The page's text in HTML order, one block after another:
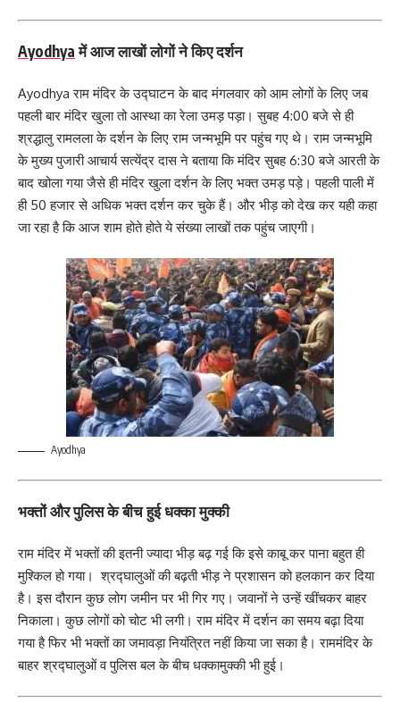
Ayodhyaमें आज लाखों लोगों ने किए दर्शन
Ayodhya राम मंदिर के उद्घाटन के बाद मंगलवार को आम लोगों के लिए जब
पहली बार मंदिर खुला तो आस्था का रेला उमड़ पड़ा। सुबह 4:00 बजे से ही
श्रद्धालु रामलला के दर्शन के लिए राम जन्मभूमि पर पहुंच गए थे। राम जन्मभूमि
के मुख्य पुजारी आचार्य सत्येंद्र दास ने बताया कि मंदिर सुबह 6:30 बजे आरती के
बाद खोला गया जैसे ही मंदिर खुला दर्शन के लिए भक्त उमड़ पड़े। पहली पाली में
ही 50 हजार से अधिक भक्त दर्शन कर चुके हैं। और भीड़ को देख कर यही कहा
जा रहा है कि आज शाम होते होते ये संख्या लाखों तक पहुंच जाएगी।
Ayodhya
भक्तों और पुलिस के बीच हुई धक्का मुक्की
राम मंदिर में भक्तों की इतनी ज्यादा भीड़ बढ़ गई कि इसे काबू कर पाना बहुत ही
मुश्किल हो गया। श्रद्घालुओं की बढ़ती भीड़ ने प्रशासन को हलकान कर दिया
है। इस दौरान कुछ लोग जमीन पर भी गिर गए। जवानों ने उन्हें खींचकर बाहर
निकाला। कुछ लोगों को चोट भी लगी। राम मंदिर में दर्शन का समय बढ़ा दिया
गया है फिर भी भक्तों का जमावड़ा नियंत्रित नहीं किया जा सका है। राममंदिर के
बाहर श्रद्घालुओं व पुलिस बल के बीच धक्कामुक्की भी हुई।